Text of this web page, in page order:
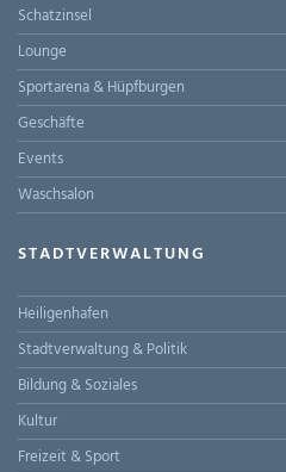
Schatzinsel
Lounge
Sportarena & Hüpfburgen
Geschäfte
Events
Waschsalon
STADTVERWALTUNG
Heiligenhafen
Stadtverwaltung & Politik
Bildung & Soziales
Kultur
Freizeit & Sport